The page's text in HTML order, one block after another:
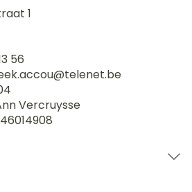
1
56
telenet.be
Vercruysse